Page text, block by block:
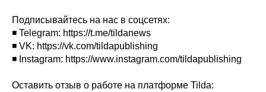
Подписывайтесь на нас в соцсетях:
◾ Telegram: https://t.me/tildanews
◾ VK: https://vk.com/tildapublishing
◾ Instagram: https://www.instagram.com/tildapublishing
Оставить отзыв о работе на платформе Tilda: